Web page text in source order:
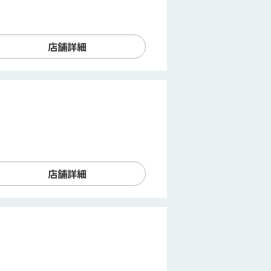
店舗詳細
店舗詳細